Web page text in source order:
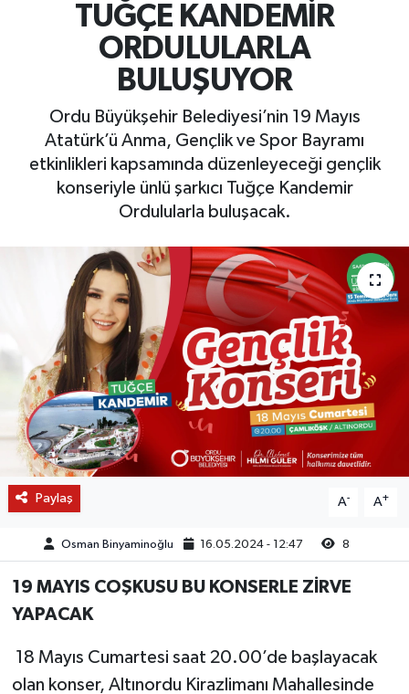
TUĞÇE KANDEMİR
ORDULULARLA
BULUŞUYOR
Ordu Büyükşehir Belediyesi’nin 19 Mayıs
Atatürk’ü Anma, Gençlik ve Spor Bayramı
etkinlikleri kapsamında düzenleyeceği gençlik
konseriyle ünlü şarkıcı Tuğçe Kandemir
Ordulularla buluşacak.
Paylaş A- A+
Osman Binyaminoğlu 16.05.2024 - 12:47 8
19 MAYIS COŞKUSU BU KONSERLE ZİRVE
YAPACAK
18 Mayıs Cumartesi saat 20.00’de başlayacak
olan konser, Altınordu Kirazlimanı Mahallesinde